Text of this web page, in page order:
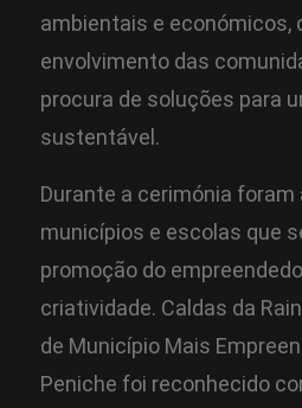
ambientais e económicos,
envolvimento das
procura de soluções para
sustentável.
Durante a cerimónia
municípios e escolas que
promoção do
criatividade. Caldas da
de Município Mais
Peniche foi reconhecido